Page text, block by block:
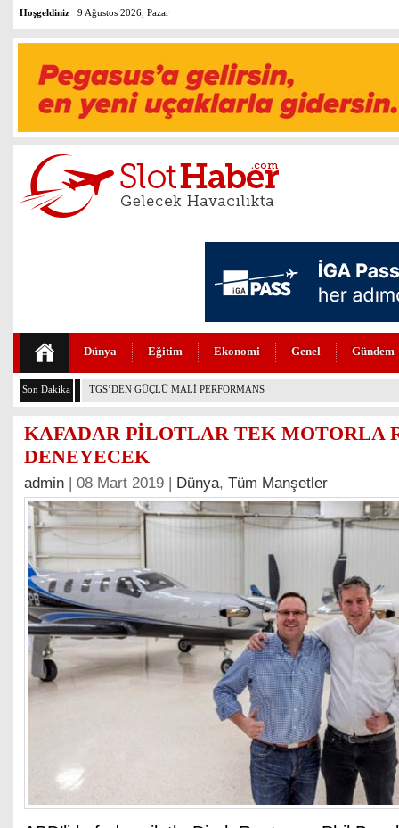
Hoşgeldiniz 9 Ağustos 2026, Pazar
Dünya Eğitim Ekonomi Genel Gündem
Son Dakika THY VE PEGASUS DÜNYANIN EN DEĞERLİLERİ ARASINDA
KAFADAR PİLOTLAR TEK MOTORLA
DENEYECEK
admin | 08 Mart 2019 | Dünya, Tüm Manşetler